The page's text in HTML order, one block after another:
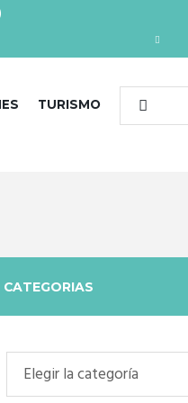
TURISMO
CATEGORIAS
Categorias